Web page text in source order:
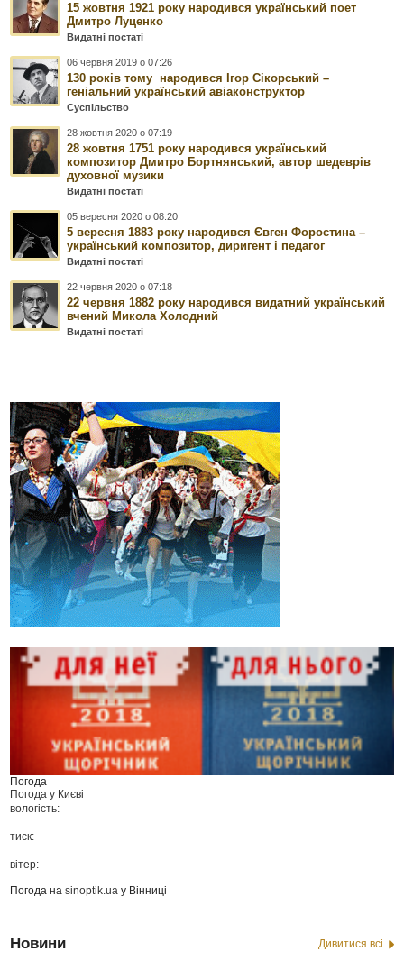
15 жовтня 1921 року народився український поет
Дмитро Луценко
Видатні постаті
06 червня 2019 о 07:26
130 років тому народився Ігор Сікорський –
геніальний український авіаконструктор
Суспільство
28 жовтня 2020 о 07:19
28 жовтня 1751 року народився український
композитор Дмитро Бортнянський, автор шедеврів
духовної музики
Видатні постаті
05 вересня 2020 о 08:20
5 вересня 1883 року народився Євген Форостина –
український композитор, диригент і педагог
Видатні постаті
22 червня 2020 о 07:18
22 червня 1882 року народився видатний український
вчений Микола Холодний
Видатні постаті
Погода
Погода у Києві
вологість:
тиск:
вітер:
Погода наsinoptik.ua у Вінниці
Новини Дивитися всі